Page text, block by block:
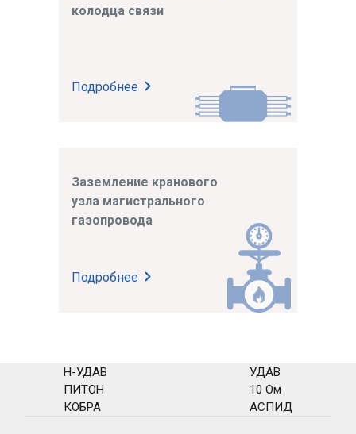
колодца связи
Подробнее
Заземление кранового
узла магистрального
газопровода
Подробнее
Н-УДАВ
ПИТОН
КОБРА
УДАВ
10 Ом
АСПИД